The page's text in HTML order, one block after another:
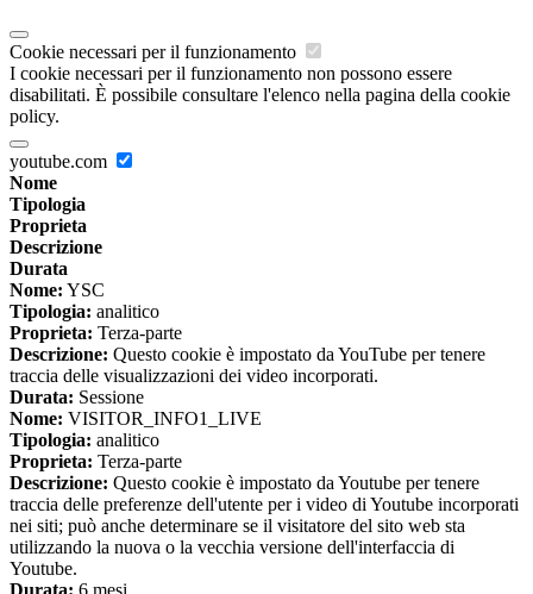
Cookie necessari per il funzionamento
I cookie necessari per il funzionamento non possono essere
disabilitati. È possibile consultare l'elenco nella pagina della cookie
policy.
youtube.com
Nome
Tipologia
Proprieta
Descrizione
Durata
Nome: YSC
Tipologia: analitico
Proprieta: Terza-parte
Descrizione: Questo cookie è impostato da YouTube per tenere
traccia delle visualizzazioni dei video incorporati.
Durata: Sessione
Nome: VISITOR_INFO1_LIVE
Tipologia: analitico
Proprieta: Terza-parte
Descrizione: Questo cookie è impostato da Youtube per tenere
traccia delle preferenze dell'utente per i video di Youtube incorporati
nei siti; può anche determinare se il visitatore del sito web sta
utilizzando la nuova o la vecchia versione dell'interfaccia di
Youtube.